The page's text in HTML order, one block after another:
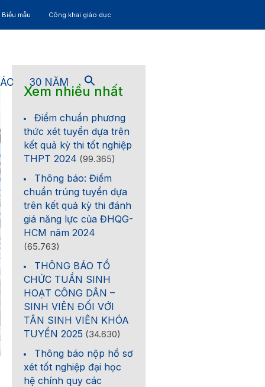
mẫu Công khai giáo dục
30 NĂM
Xem nhiều nhất
Điểm chuẩn phương
thức xét tuyển dựa trên
kết quả kỳ thi tốt nghiệp
THPT 2024 (99.365)
Thông báo: Điểm
chuẩn trúng tuyển dựa
trên kết quả kỳ thi đánh
giá năng lực của ĐHQG-
HCM năm 2024
(65.763)
THÔNG BÁO TỔ
CHỨC TUẦN SINH
HOẠT CÔNG DÂN –
SINH VIÊN ĐỐI VỚI
TÂN SINH VIÊN KHÓA
TUYỂN 2025 (34.630)
Thông báo nộp hồ sơ
xét tốt nghiệp đại học
hệ chính quy các